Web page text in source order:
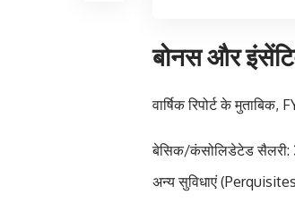
बोनस और
वार्षिक रिपोर्ट के
बेसिक/कंसोलिडेटेड सैलरी:
अन्य सुविधाएं